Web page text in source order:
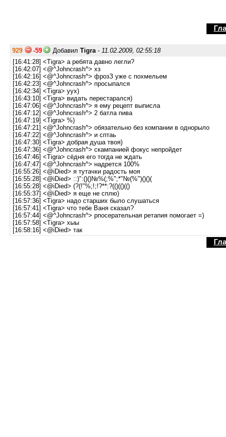
929 -59 Добавил Tigra- 11.02.2009, 02:55:18
[16:41:28] <Tigra> а ребята давно легли?
[16:42:07] <@^Johncrash^> хз
[16:42:16] <@^Johncrash^> фрозЗ уже с похмельем
[16:42:23] <@^Johncrash^> просыпался
[16:42:34] <Tigra> уух)
[16:43:10] <Tigra> видать перестарался)
[16:47:06] <@^Johncrash^> я ему рецепт выписла
[16:47:12] <@^Johncrash^> 2 батла пива
[16:47:19] <Tigra> %)
[16:47:21] <@^Johncrash^> обязательно без компании в однорыло
[16:47:22] <@^Johncrash^> и сптаь
[16:47:30] <Tigra> добрая душа твоя)
[16:47:36] <@^Johncrash^> скампанией фокус непройдет
[16:47:46] <Tigra> сёдня его тогда не ждать
[16:47:47] <@^Johncrash^> надрется 100%
[16:55:26] <@iDied> я тутачки радость моя
[16:55:28] <@iDied> ::)":()()№%(;%";*"№(%")()()(
[16:55:28] <@iDied> (?(!"%;!;!?**:?(()(()(()
[16:55:37] <@iDied> я еще не сплю)
[16:57:36] <Tigra> надо старших было слушаться
[16:57:41] <Tigra> что тебе Ваня сказал?
[16:57:44] <@^Johncrash^> рпосерательная ретапия помогает =)
[16:57:58] <Tigra> хыы
[16:58:16] <@iDied> так